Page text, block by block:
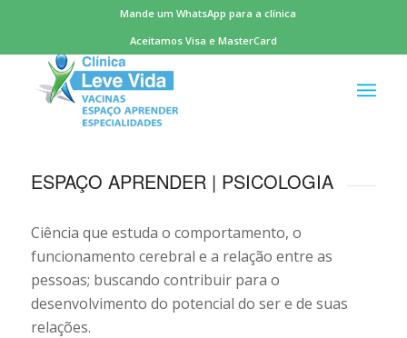
Mande um WhatsApp para a clínica
Aceitamos Visa e MasterCard
ESPAÇO APRENDER | PSICOLOGIA
Ciência que estuda o comportamento, o
funcionamento cerebral e a relação entre as
pessoas; buscando contribuir para o
desenvolvimento do potencial do ser e de suas
relações.